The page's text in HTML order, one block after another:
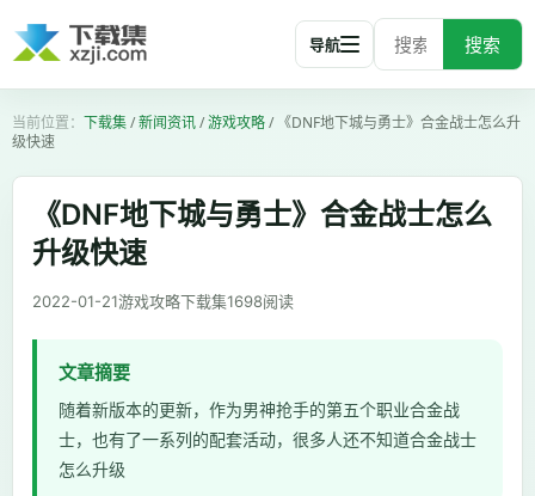
搜索
导航
下载集/新闻资讯/游戏攻略/ 《DNF地下城与勇士》合金战士怎么升
级快速
《DNF地下城与勇士》合金战士怎么
升级快速
2022-01-21游戏攻略下载集1698阅读
文章摘要
随着新版本的更新，作为男神抢手的第五个职业合金战
士，也有了一系列的配套活动，很多人还不知道合金战士
怎么升级